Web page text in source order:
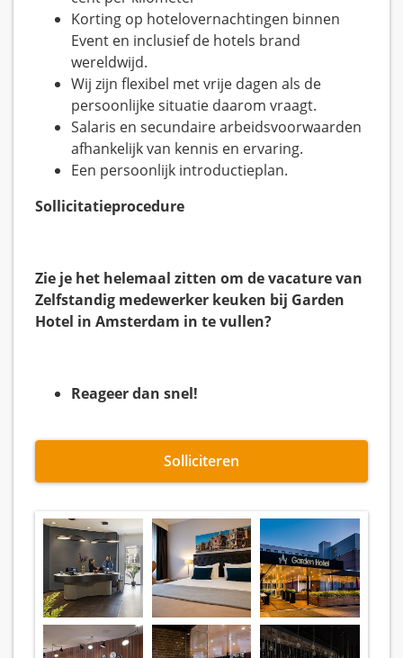
Korting op hotelovernachtingen binnen
Event en inclusief de hotels brand
wereldwijd.
Wij zijn flexibel met vrije dagen als de
persoonlijke situatie daarom vraagt.
Salaris en secundaire arbeidsvoorwaarden
afhankelijk van kennis en ervaring.
Een persoonlijk introductieplan.
Sollicitatieprocedure
Zie je het helemaal zitten om de vacature van
Zelfstandig medewerker keuken bij Garden
Hotel in Amsterdam in te vullen?
Reageer dan snel!
Solliciteren